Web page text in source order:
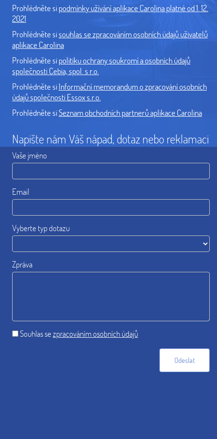
Prohlédněte sipodmínky užívání aplikace Carolina platné od 1. 12.
2021
Prohlédněte sisouhlas se zpracováním osobních údajů uživatelů
aplikace Carolina
Prohlédněte sipolitiku ochrany soukromí a osobních údajů
společnosti Cebia, spol. s r.o.
Prohlédněte siInformační memorandum o zpracování osobních
údajů společnosti Essox s.r.o.
Prohlédněte siSeznam obchodních partnerů aplikace Carolina
Napište nám Váš nápad, dotaz nebo reklamaci
Vaše jméno
Email
Vyberte typ dotazu
Zpráva
Souhlas sezpracováním osobních údajů
Odeslat